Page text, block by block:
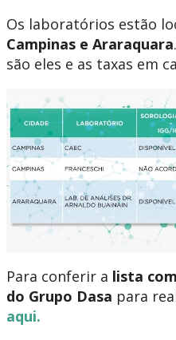
Os laboratórios estão
Campinas e Araraquara
são eles e as taxas em
Para conferir a lista
do Grupo Dasa para
aqui.